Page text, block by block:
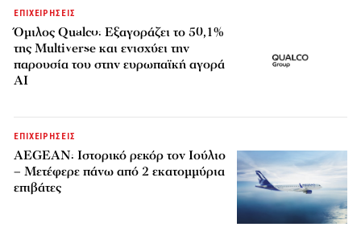
ΕΠΙΧΕΙΡΗΣΕΙΣ
Όμιλος Qualco: Εξαγοράζει το 50,1%
της Multiverse και ενισχύει την
παρουσία του στην ευρωπαϊκή αγορά
AI
ΕΠΙΧΕΙΡΗΣΕΙΣ
AEGEAN: Ιστορικό ρεκόρ τον Ιούλιο
– Μετέφερε πάνω από 2 εκατομμύρια
επιβάτες